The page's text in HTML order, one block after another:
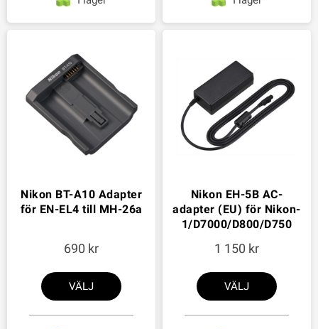
Nikon BT-A10 Adapter
för EN-EL4 till MH-26a
690
VÄLJ
Nikon EH-5B AC-
adapter (EU) för Nikon-
1/D7000/D800/D750
1 150
VÄLJ